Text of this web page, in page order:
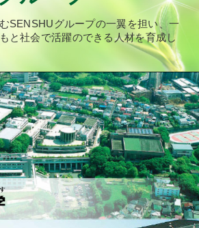
SENSHUグループの一翼を担い、 一
と社会で活躍のできる人材を育成し